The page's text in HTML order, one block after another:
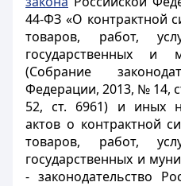
44-ФЗ «О контрактной
товаров, работ,
государственных и
(Собрание
Федерации, 2013, № 14,
52, ст. 6961) и иных
актов о контрактной
товаров, работ,
государственных и
- законодательство